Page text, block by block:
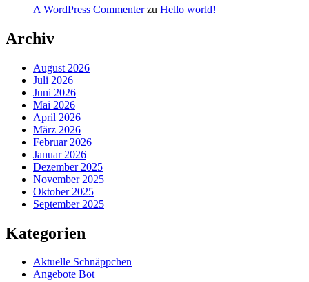
A WordPress Commenterzu Hello world!
Archiv
August 2026
Juli 2026
Juni 2026
Mai 2026
April 2026
März 2026
Februar 2026
Januar 2026
Dezember 2025
November 2025
Oktober 2025
September 2025
Kategorien
Aktuelle Schnäppchen
Angebote Bot